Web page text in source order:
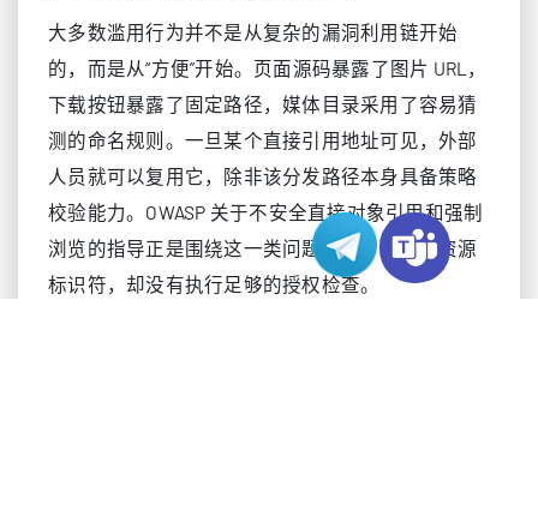
大多数滥用行为并不是从复杂的漏洞利用链开始
的，而是从“方便”开始。页面源码暴露了图片 URL，
下载按钮暴露了固定路径，媒体目录采用了容易猜
测的命名规则。一旦某个直接引用地址可见，外部
人员就可以复用它，除非该分发路径本身具备策略
校验能力。OWASP 关于不安全直接对象引用和强制
浏览的指导正是围绕这一类问题展开：暴露了资源
标识符，却没有执行足够的授权检查。